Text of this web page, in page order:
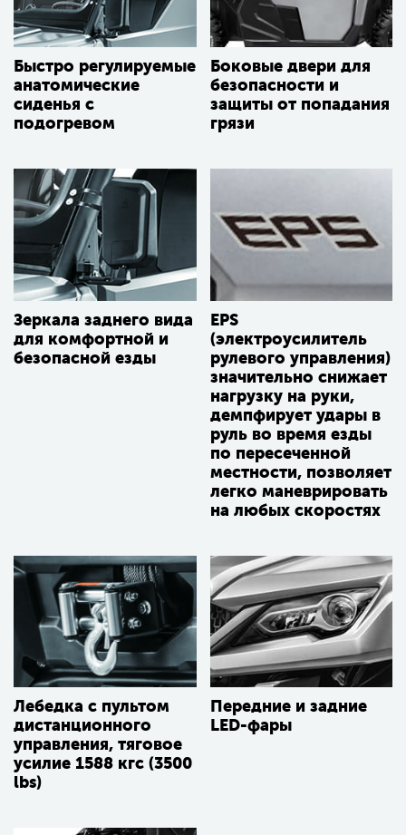
Быстро регулируемые
анатомические
сиденья с
подогревом
Боковые двери для
безопасности и
защиты от попадания
грязи
Зеркала заднего вида
для комфортной и
безопасной езды
EPS
(электроусилитель
рулевого управления)
значительно снижает
нагрузку на руки,
демпфирует удары в
руль во время езды
по пересеченной
местности, позволяет
легко маневрировать
на любых скоростях
Лебедка с пультом
дистанционного
управления, тяговое
усилие 1588 кгс (3500
lbs)
Передние и задние
LED-фары